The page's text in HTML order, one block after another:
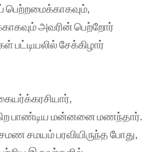
பெற்றமைக்காகவும்,
அவரின் பெற்றோர்
பட்டியலில் சேக்கிழார்
பாண்டிய மன்னனை மணந்தார்.
சமண சமயம் பரவியிருந்த போது,